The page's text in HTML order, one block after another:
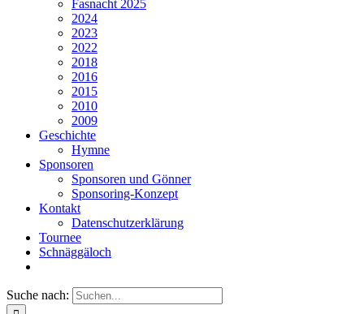
Fasnacht 2025
2024
2023
2022
2018
2016
2015
2010
2009
Geschichte
Hymne
Sponsoren
Sponsoren und Gönner
Sponsoring-Konzept
Kontakt
Datenschutzerklärung
Tournee
Schnäggäloch
Suche nach: